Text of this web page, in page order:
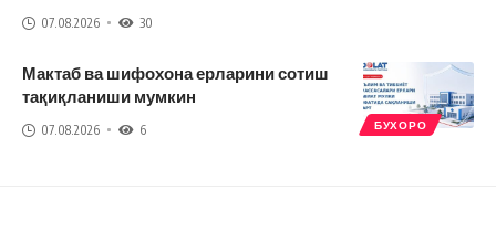
07.08.2026 30
БУХОРО
Мактаб ва шифохона ерларини сотиш
тақиқланиши мумкин
07.08.2026 6